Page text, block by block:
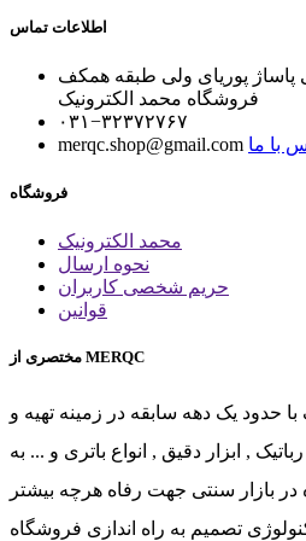
اطلاعات تماس
پاساژ پوریای ولی طبقه همکف
فروشگاه محمد الکترونیک
۰۳۱−۳۲۳۷۲۷۶۷
merqc.shop@gmail.com با ما
فروشگاه
محمد الکترونیک
نحوه ارسال
حریم شخصی کاربران
قوانین
مختصری از MERQC
حدود یک دهه سابقه در زمینه تهیه و
, ابزار دقیق , انواع باتری و ... به
بازار سنتی جهت رفاه هرچه بیشتر
تصمیم به راه اندازی فروشگاه